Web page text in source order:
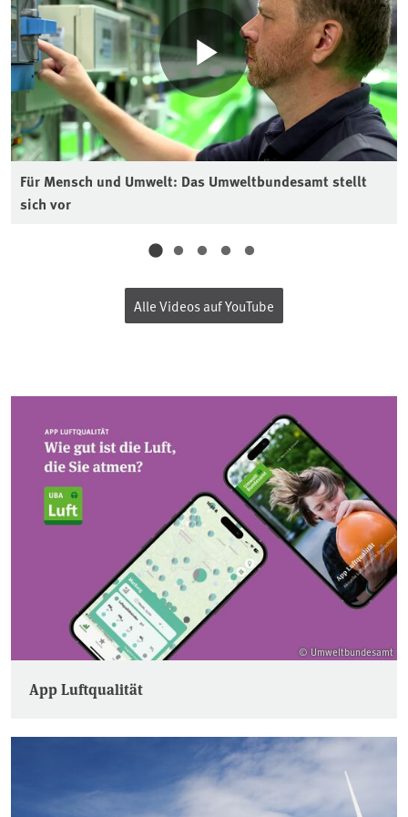
Für Mensch und Umwelt: Das Umweltbundesamt stellt
sich vor
Alle Videos auf YouTube
© Umweltbundesamt
App Luftqualität